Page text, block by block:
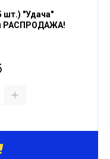
шт.) "Удача"
РАСПРОДАЖА!